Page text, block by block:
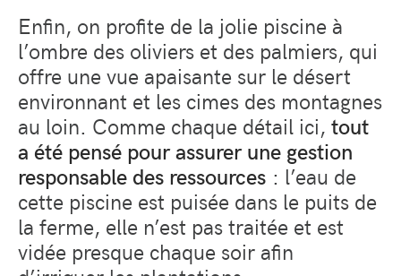
Enfin, on profite de la jolie piscine à
l’ombre des oliviers et des palmiers, qui
offre une vue apaisante sur le désert
environnant et les cimes des montagnes
au loin. Comme chaque détail ici, tout
a été pensé pour assurer une gestion
responsable des ressources : l’eau de
cette piscine est puisée dans le puits de
la ferme, elle n’est pas traitée et est
vidée presque chaque soir afin